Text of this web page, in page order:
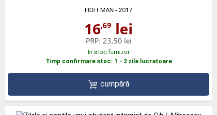
HOFFMAN - 2017
16,69 lei
PRP: 23,50 lei
In stoc furnizor
Timp confirmare stoc: 1 - 2 zile lucratoare
cumpără